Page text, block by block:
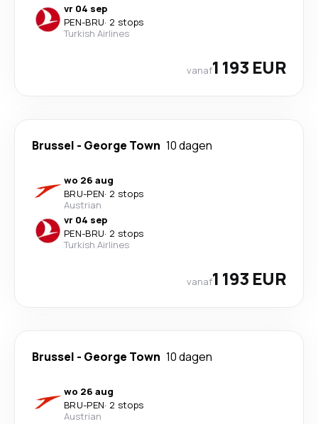
vr 04 sep
PEN-BRU· 2 stops
Turkish Airlines
vanaf1 193 EUR
Brussel - George Town 10 dagen
wo 26 aug
BRU-PEN· 2 stops
Austrian
vr 04 sep
PEN-BRU· 2 stops
Turkish Airlines
vanaf1 193 EUR
Brussel - George Town 10 dagen
wo 26 aug
BRU-PEN· 2 stops
Austrian